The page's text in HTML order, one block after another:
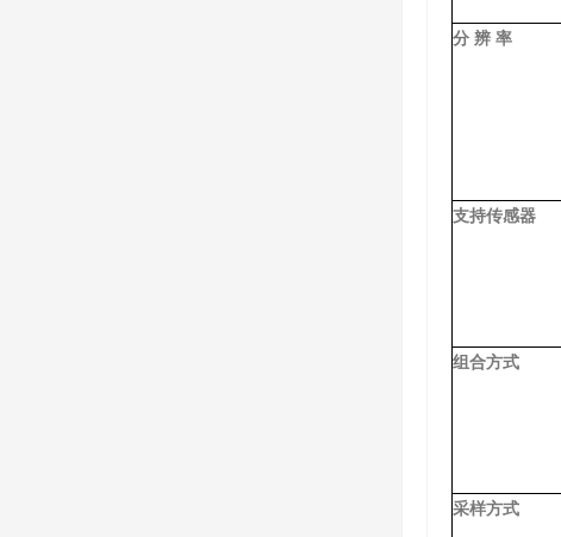
分 辨 率
支持传感器
组合方式
采样方式